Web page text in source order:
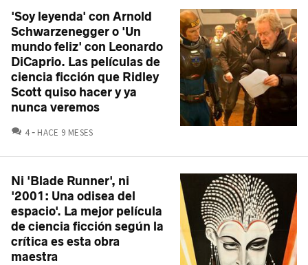
'Soy leyenda' con Arnold
Schwarzenegger o 'Un
mundo feliz' con Leonardo
DiCaprio. Las películas de
ciencia ficción que Ridley
Scott quiso hacer y ya
nunca veremos
4 COMENTARIOS
HACE 9 MESES
Ni 'Blade Runner', ni
'2001: Una odisea del
espacio'. La mejor película
de ciencia ficción según la
crítica es esta obra
maestra